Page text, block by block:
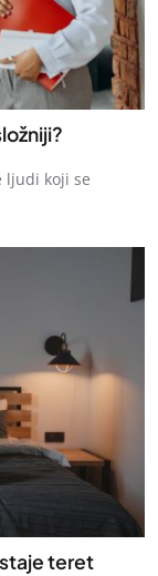
ljudi koji se
teret